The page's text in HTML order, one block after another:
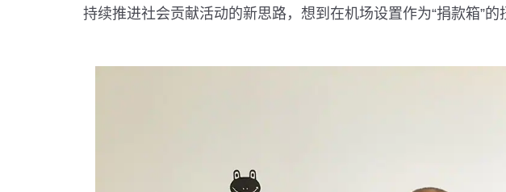
持续推进社会贡献活动的新思路，想到在机场设置作为“捐款箱”